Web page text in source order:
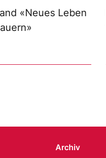
«Neues Leben
Archiv